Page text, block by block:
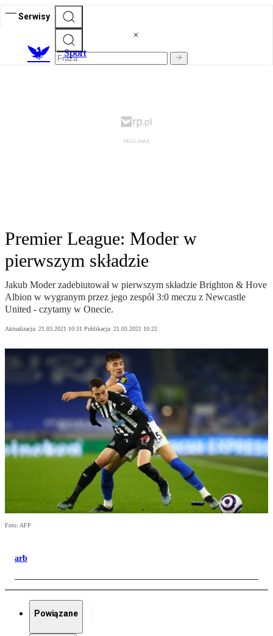
Serwisy
Sport
Premier League: Moder w
pierwszym składzie
Jakub Moder zadebiutował w pierwszym składzie Brighton & Hove
Albion w wygranym przez jego zespół 3:0 meczu z Newcastle
United - czytamy w Onecie.
Aktualizacja: 21.03.2021 10:31 Publikacja: 21.03.2021 10:22
Foto: AFP
arb
Powiązane